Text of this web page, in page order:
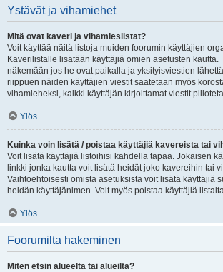
Ystävät ja vihamiehet
Mitä ovat kaveri ja vihamieslistat?
Voit käyttää näitä listoja muiden foorumin käyttäjien
Kaverilistalle lisätään käyttäjiä omien asetusten kautta.
näkemään jos he ovat paikalla ja yksityisviestien
riippuen näiden käyttäjien viestit saatetaan myös
vihamieheksi, kaikki käyttäjän kirjoittamat viestit
Ylös
Kuinka voin lisätä / poistaa käyttäjiä kavereista tai
Voit lisätä käyttäjiä listoihisi kahdella tapaa. Jokaisen
linkki jonka kautta voit lisätä heidät joko kavereihin tai
Vaihtoehtoisesti omista asetuksista voit lisätä käyttäjiä
heidän käyttäjänimen. Voit myös poistaa käyttäjiä
Ylös
Foorumilta hakeminen
Miten etsin alueelta tai alueilta?